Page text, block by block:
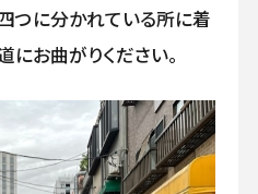
つに分かれている所に着
にお曲がりください。